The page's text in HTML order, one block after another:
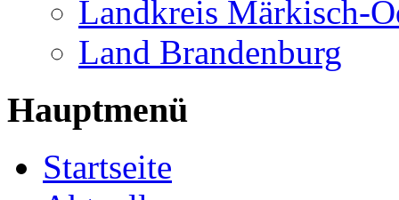
Landkreis Märkisch-
Land Brandenburg
Hauptmenü
Startseite